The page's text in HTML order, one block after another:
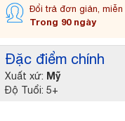
Đặc điểm chính
Xuất xứ: Mỹ
Độ Tuổi: 5+
Đổi trả đơn giản, miễn
Trong 90 ngày